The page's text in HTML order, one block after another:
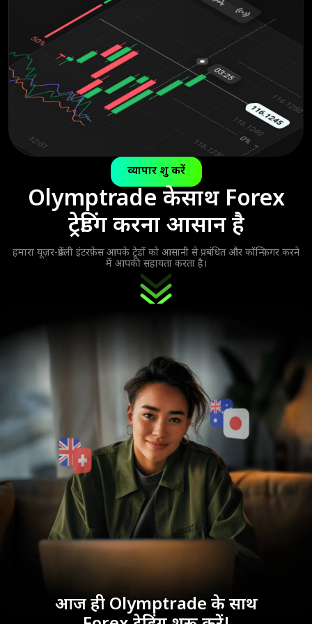
व्यापार शुरू करें
Olymptrade केसाथ Forex
ट्रेडिंग करना आसान है
हमारा यूज़र-फ्रेंडली इंटरफ़ेस आपके ट्रेडों को आसानी से प्रबंधित और कॉन्फ़िगर करने
में आपकी सहायता करता है।
आज ही Olymptrade के साथ